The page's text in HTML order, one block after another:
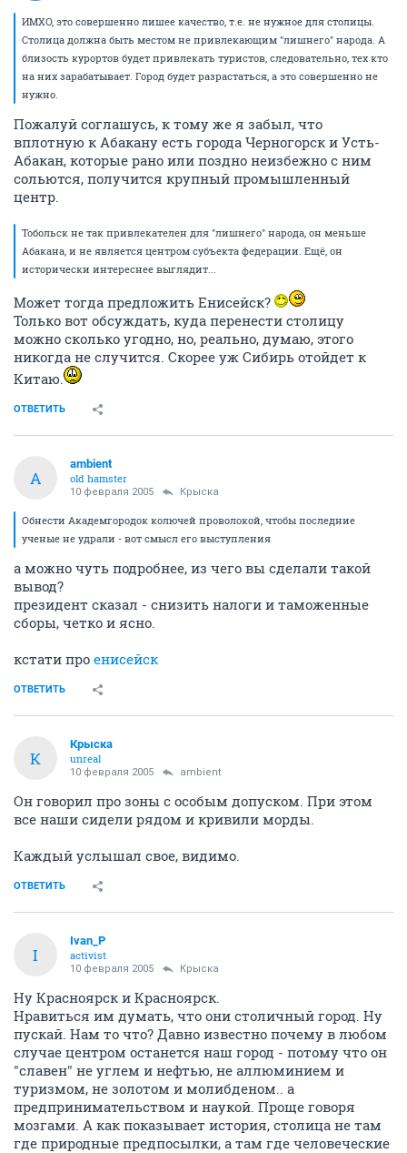
ОТВЕТИТЬ
09 февраля 2005 13407
ИМХО, это совершенно лишее качество, т.е. не нужное для столицы.
Столица должна быть местом не привлекающим "лишнего" народа. А
близость курортов будет привлекать туристов, следовательно, тех кто
на них зарабатывает. Город будет разрастаться, а это совершенно не
Пожалуй соглашусь, к тому же я забыл, что
вплотную к Абакану есть города Черногорск и Усть-
Абакан, которые рано или поздно неизбежно с ним
сольются, получится крупный промышленный
центр.
Тобольск не так привлекателен для "лишнего" народа, он меньше
Абакана, и не является центром субъекта федерации. Ещё, он
можно сколько угодно, но, реально, думаю, этого
никогда не случится. Скорее уж Сибирь отойдет к
ОТВЕТИТЬ
A
old hamster
10 февраля 2005
ученые не удрали - вот смысл его выступления
а можно чуть подробнее, из чего вы сделали такой
вывод?
сборы, четко и ясно.
ОТВЕТИТЬ
К
unreal
все наши сидели рядом и кривили морды.
ОТВЕТИТЬ
I
Ivan_P
10 февраля 2005 Крыска
Ну Красноярск и Красноярск.
Нравиться им думать, что они столичный город. Ну